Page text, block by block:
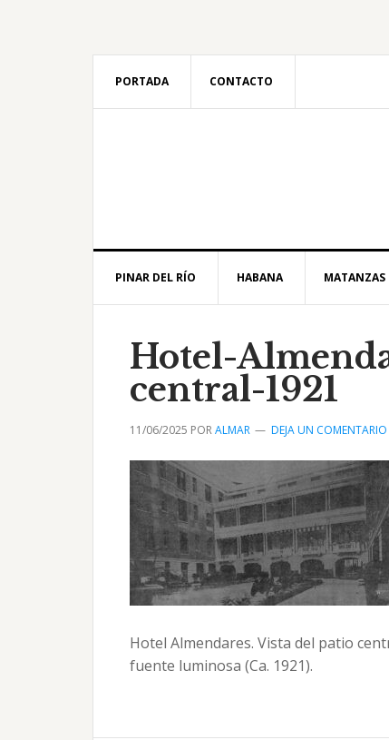
PORTADA CONTACTO
PINAR DEL RÍO HABANA MATANZAS
Hotel-
central-1921
11/06/2025 PORALMAR DEJA UN COMENTARIO
Hotel Almendares. Vista del patio
fuente luminosa (Ca. 1921).